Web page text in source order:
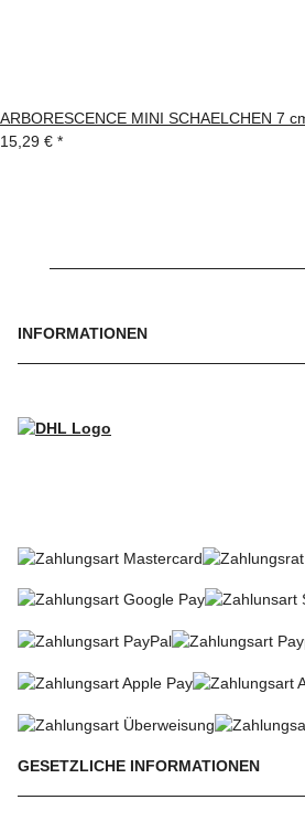
ARBORESCENCE MINI SCHAELCHEN 7
15,29 € *
INFORMATIONEN
GESETZLICHE INFORMATIONEN